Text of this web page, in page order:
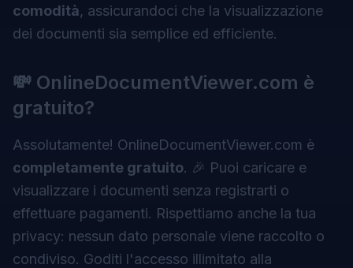
comodità, assicurandoci che la visualizzazione
dei documenti sia semplice ed efficiente.
💸 OnlineDocumentViewer.com è
gratuito?
Assolutamente! OnlineDocumentViewer.com è
completamente gratuito. 🎉 Puoi caricare e
visualizzare i documenti senza registrarti o
effettuare pagamenti. Rispettiamo anche la tua
privacy: nessun dato personale viene raccolto o
condiviso. Goditi l'accesso illimitato alla